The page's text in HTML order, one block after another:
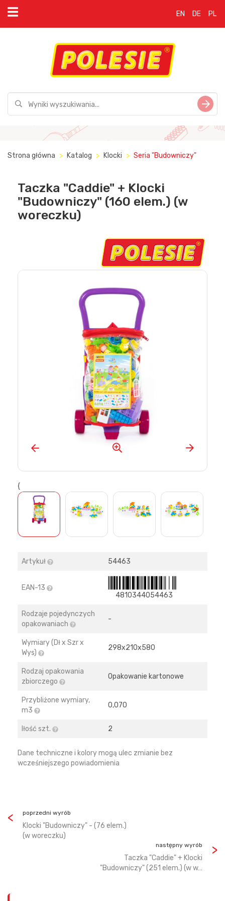
EN DE PL
Strona główna Katalog Klocki Seria "Budowniczy"
Taczka "Caddie" + Klocki
"Budowniczy" (160 elem.) (w
woreczku)
{
>
Artykuł 54463
EAN-13
4810344054463
Rodzaje pojedynczych
opakowaniach
-
Wymiary (Dł x Szr x
Wys)
298х210х580
Rodzaj opakowania
zbiorczego
Opakowanie kartonowe
Przybliżone wymiary,
m3
0,070
Iłość szt. 2
Dane techniczne i kolory mogą ulec zmianie bez
wcześniejszego powiadomienia
poprzedni wyrób
Klocki "Budowniczy" - (76 elem.)
(w woreczku)
następny wyrób
Taczka "Caddie" + Klocki
"Budowniczy" (251 elem.) (w w…